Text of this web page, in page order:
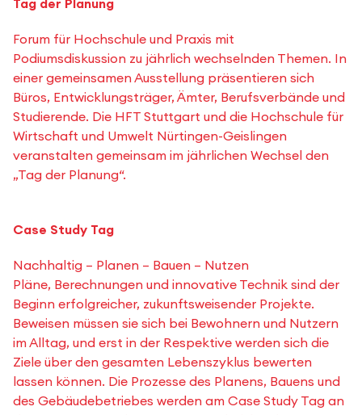
Tag der Planung
Forum für Hochschule und Praxis mit
Podiumsdiskussion zu jährlich wechselnden Themen. In
einer gemeinsamen Ausstellung präsentieren sich
Büros, Entwicklungsträger, Ämter, Berufsverbände und
Studierende. Die HFT Stuttgart und die Hochschule für
Wirtschaft und Umwelt Nürtingen-Geislingen
veranstalten gemeinsam im jährlichen Wechsel den
„Tag der Planung“.
Case Study Tag
Nachhaltig – Planen – Bauen – Nutzen
Pläne, Berechnungen und innovative Technik sind der
Beginn erfolgreicher, zukunftsweisender Projekte.
Beweisen müssen sie sich bei Bewohnern und Nutzern
im Alltag, und erst in der Respektive werden sich die
Ziele über den gesamten Lebenszyklus bewerten
lassen können. Die Prozesse des Planens, Bauens und
des Gebäudebetriebes werden am Case Study Tag an